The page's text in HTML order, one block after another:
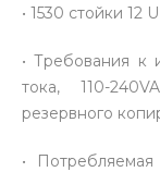
• 1530 стойки 12
• Требования к
тока, 110-
резервного
•